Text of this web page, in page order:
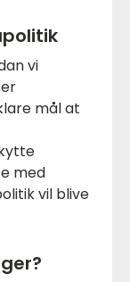
vi
mål at
med
vil blive